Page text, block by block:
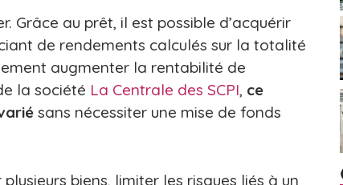
Grâce au prêt, il est possible d’acquérir
de rendements calculés sur la totalité
augmenter la rentabilité de
la société La Centrale des SCPI, ce
sans nécessiter une mise de fonds
biens, limiter les risques liés à un